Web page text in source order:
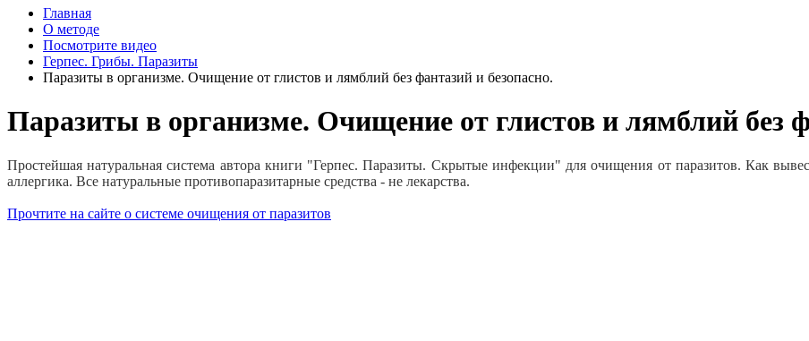
Главная
О методе
Посмотрите видео
Герпес. Грибы. Паразиты
Паразиты в организме. Очищение от глистов и лямблий без фантазий и безопасно.
Паразиты в организме. Очищение от глистов и лямблий без
Простейшая натуральная система автора книги "Герпес. Паразиты. Скрытые инфекции" для очищения от паразитов. Как
аллергика. Все натуральные противопаразитарные средства - не лекарства.
Прочтите на сайте о системе очищения от паразитов